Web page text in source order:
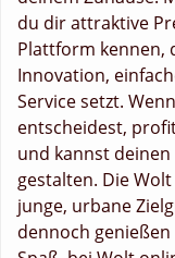
du dir attraktive
Plattform kennen,
Innovation,
Service setzt.
entscheidest,
und kannst
gestalten. Die
junge, urbane
dennoch